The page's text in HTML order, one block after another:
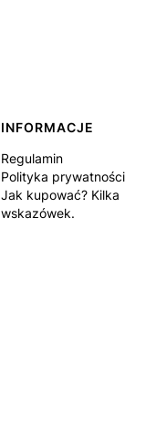
INFORMACJE
Regulamin
Polityka prywatności
Jak kupować? Kilka
wskazówek.